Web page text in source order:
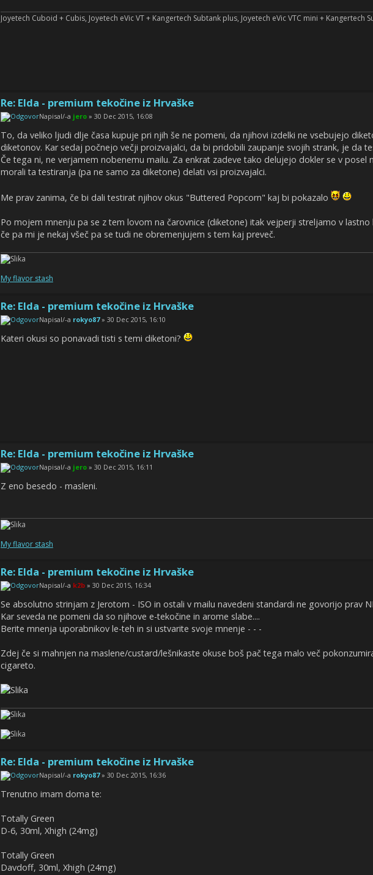
Joyetech Cuboid + Cubis, Joyetech eVic VT + Kangertech Subtank plus, Joyetech eVic VTC mini + Kangertech
Re: Elda - premium tekočine iz Hrvaške
Napisal/-a jero» 30 Dec 2015, 16:08
To, da veliko ljudi dlje časa kupuje pri njih še ne pomeni, da njihovi izdelki ne vsebujejo
diketonov. Kar sedaj počnejo večji proizvajalci, da bi pridobili zaupanje svojih strank, je da
Če tega ni, ne verjamem nobenemu mailu. Za enkrat zadeve tako delujejo dokler se v
morali ta testiranja (pa ne samo za diketone) delati vsi proizvajalci.
Me prav zanima, če bi dali testirat njihov okus "Buttered Popcorn" kaj bi pokazalo
Po mojem mnenju pa se z tem lovom na čarovnice (diketone) itak vejperji streljamo v lastno
če pa mi je nekaj všeč pa se tudi ne obremenjujem s tem kaj preveč.
My flavor stash
Re: Elda - premium tekočine iz Hrvaške
Napisal/-a rokyo87» 30 Dec 2015, 16:10
Kateri okusi so ponavadi tisti s temi diketoni?
Re: Elda - premium tekočine iz Hrvaške
Napisal/-a jero» 30 Dec 2015, 16:11
Z eno besedo - masleni.
My flavor stash
Re: Elda - premium tekočine iz Hrvaške
Napisal/-a k2b» 30 Dec 2015, 16:34
Se absolutno strinjam z Jerotom - ISO in ostali v mailu navedeni standardi ne govorijo prav
Kar seveda ne pomeni da so njihove e-tekočine in arome slabe....
Berite mnenja uporabnikov le-teh in si ustvarite svoje mnenje - - -
Zdej če si mahnjen na maslene/custard/lešnikaste okuse boš pač tega malo več
cigareto.
Re: Elda - premium tekočine iz Hrvaške
Napisal/-a rokyo87» 30 Dec 2015, 16:36
Trenutno imam doma te:
Totally Green
D-6, 30ml, Xhigh (24mg)
Totally Green
Davdoff, 30ml, Xhigh (24mg)